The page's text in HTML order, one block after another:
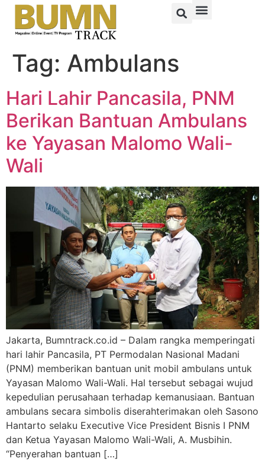
Tag: Ambulans
Hari Lahir Pancasila, PNM
Berikan Bantuan Ambulans
ke Yayasan Malomo Wali-
Wali
Jakarta, Bumntrack.co.id – Dalam rangka memperingati
hari lahir Pancasila, PT Permodalan Nasional Madani
(PNM) memberikan bantuan unit mobil ambulans untuk
Yayasan Malomo Wali-Wali. Hal tersebut sebagai wujud
kepedulian perusahaan terhadap kemanusiaan. Bantuan
ambulans secara simbolis diserahterimakan oleh Sasono
Hantarto selaku Executive Vice President Bisnis I PNM
dan Ketua Yayasan Malomo Wali-Wali, A. Musbihin.
“Penyerahan bantuan […]